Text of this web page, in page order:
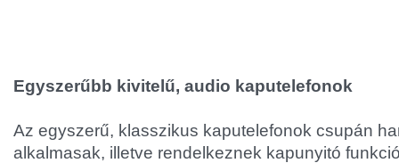
Egyszerűbb kivitelű, audio kaputelefonok
Az egyszerű, klasszikus kaputelefonok csupán
alkalmasak, illetve rendelkeznek kapunyitó